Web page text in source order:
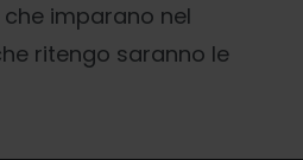
imparano nel
ritengo saranno le